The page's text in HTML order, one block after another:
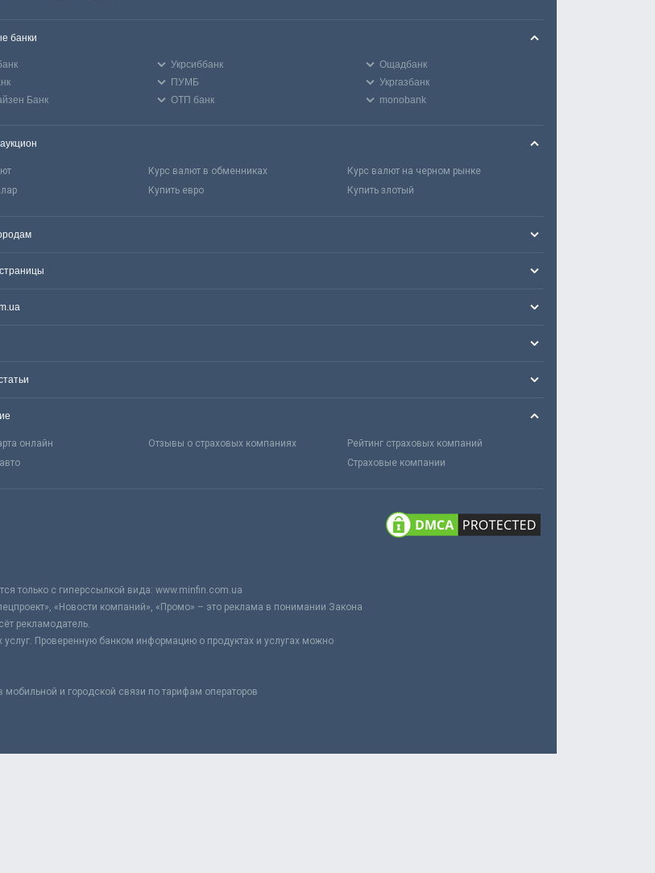
банки
Укрсиббанк
Ощадбанк
ПУМБ
Укргазбанк
Банк
ОТП банк monobank
Курс валют в обменниках
Курс валют на черном рынке
Купить евро Купить злотый
онлайн Отзывы о страховых компаниях
Рейтинг страховых компаний
Страховые компании
только с гиперссылкой вида: www.minfin.com.ua
«Новости компаний», «Промо» – это реклама в понимании Закона
рекламодатель.
Проверенную банком информацию о продуктах и услугах можно
и городской связи по тарифам операторов